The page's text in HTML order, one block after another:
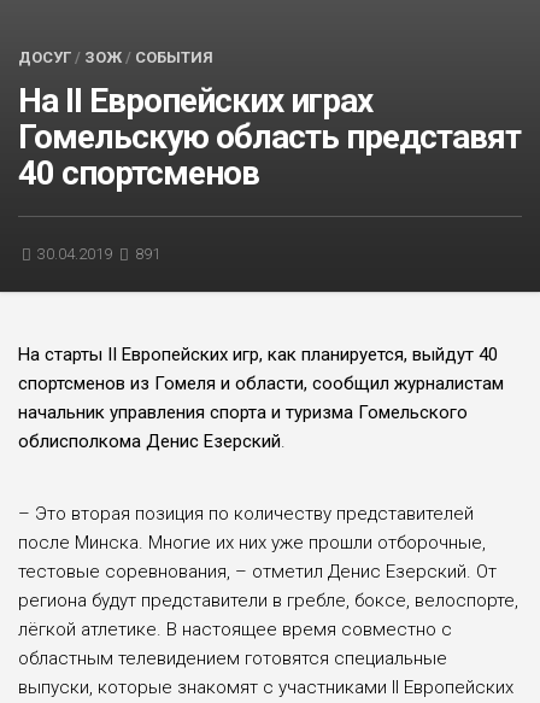
АФИША
ДОСУГ / ЗОЖ / СОБЫТИЯ
На II Европейских играх
Гомельскую область представят
40 спортсменов
30.04.2019 891
На старты II Европейских игр, как планируется, выйдут 40
спортсменов из Гомеля и области, сообщил журналистам
начальник управления спорта и туризма Гомельского
облисполкома Денис Езерский.
– Это вторая позиция по количеству представителей
после Минска. Многие их них уже прошли отборочные,
тестовые соревнования, – отметил Денис Езерский. От
региона будут представители в гребле, боксе, велоспорте,
лёгкой атлетике. В настоящее время совместно с
областным телевидением готовятся специальные
выпуски, которые знакомят с участниками II Европейских